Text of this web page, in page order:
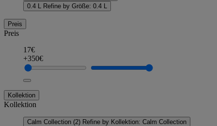
0.4 L
Refine by Größe: 0.4 L
Preis
Preis
17€
+350€
Kollektion
Kollektion
Calm Collection (2) Refine by Kollektion: Calm Collection